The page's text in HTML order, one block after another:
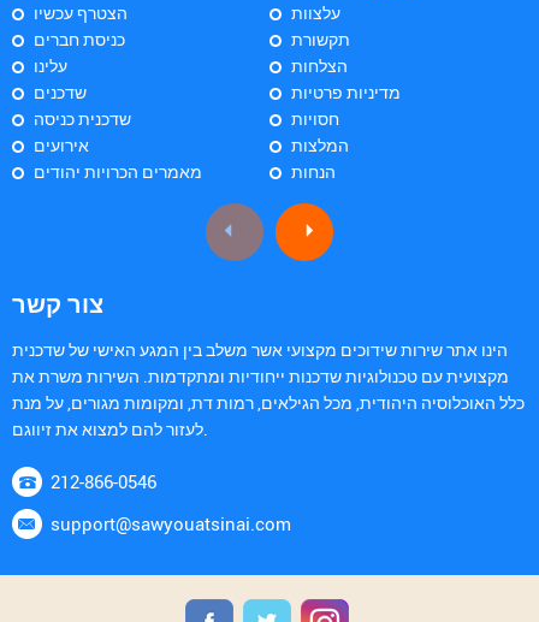
הצטרף עכשיו
כניסת חברים
עלינו
שדכנים
שדכנית כניסה
אירועים
מאמרים הכרויות יהודים
עלצוות
תקשורת
הצלחות
מדיניות פרטיות
חסויות
המלצות
הנחות
צור קשר
הינו אתר שירות שידוכים מקצועי אשר משלב בין המגע האישי של שדכנית
מקצועית עם טכנולוגיות שדכנות ייחודיות ומתקדמות. השירות משרת את
כלל האוכלוסיה היהודית, מכל הגילאים, רמות דת, ומקומות מגורים, על מנת
לעזור להם למצוא את זיווגם.
212-866-0546
support@sawyouatsinai.com